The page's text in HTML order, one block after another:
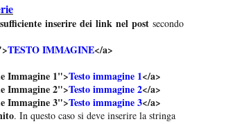
sufficiente inserire dei link nel post secondo
TESTO IMMAGINE</a>
Immagine 1">Testo immagine 1</a>
Immagine 2">Testo immagine 2</a>
Immagine 3">Testo immagine 3</a>
. In questo caso si deve inserire la stringa